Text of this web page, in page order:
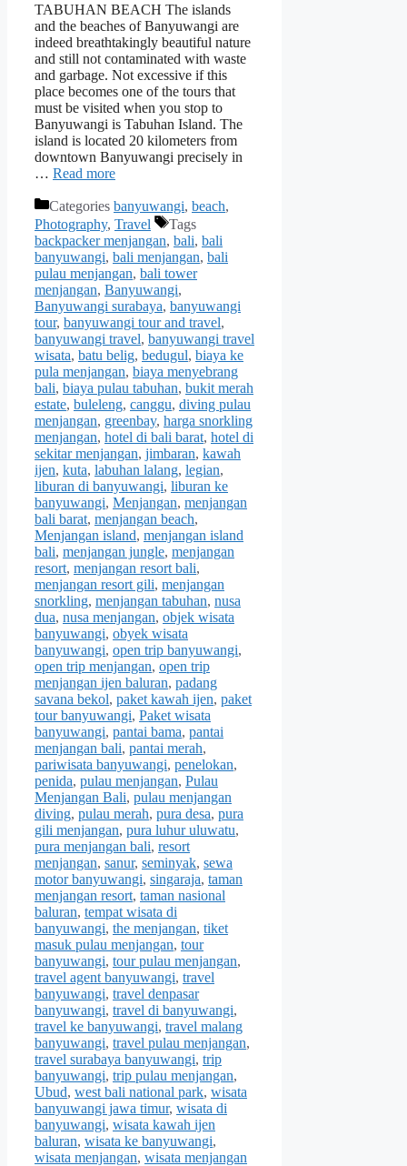
TABUHAN BEACH The islands
and the beaches of Banyuwangi are
indeed breathtakingly beautiful nature
and still not contaminated with waste
and garbage. Not excessive if this
place becomes one of the tours that
must be visited when you stop to
Banyuwangi is Tabuhan Island. The
island is located 20 kilometers from
downtown Banyuwangi precisely in
… Read more
Categories banyuwangi, beach,
Photography, Travel
Tags
backpacker menjangan, bali, bali
banyuwangi, bali menjangan, bali
pulau menjangan, bali tower
menjangan, Banyuwangi,
Banyuwangi surabaya, banyuwangi
tour, banyuwangi tour and travel,
banyuwangi travel, banyuwangi travel
wisata, batu belig, bedugul, biaya ke
pula menjangan, biaya menyebrang
bali, biaya pulau tabuhan, bukit merah
estate, buleleng, canggu, diving pulau
menjangan, greenbay, harga snorkling
menjangan, hotel di bali barat, hotel di
sekitar menjangan, jimbaran, kawah
ijen, kuta, labuhan lalang, legian,
liburan di banyuwangi, liburan ke
banyuwangi, Menjangan, menjangan
bali barat, menjangan beach,
Menjangan island, menjangan island
bali, menjangan jungle, menjangan
resort, menjangan resort bali,
menjangan resort gili, menjangan
snorkling, menjangan tabuhan, nusa
dua, nusa menjangan, objek wisata
banyuwangi, obyek wisata
banyuwangi, open trip banyuwangi,
open trip menjangan, open trip
menjangan ijen baluran, padang
savana bekol, paket kawah ijen, paket
tour banyuwangi, Paket wisata
banyuwangi, pantai bama, pantai
menjangan bali, pantai merah,
pariwisata banyuwangi, penelokan,
penida, pulau menjangan, Pulau
Menjangan Bali, pulau menjangan
diving, pulau merah, pura desa, pura
gili menjangan, pura luhur uluwatu,
pura menjangan bali, resort
menjangan, sanur, seminyak, sewa
motor banyuwangi, singaraja, taman
menjangan resort, taman nasional
baluran, tempat wisata di
banyuwangi, the menjangan, tiket
masuk pulau menjangan, tour
banyuwangi, tour pulau menjangan,
travel agent banyuwangi, travel
banyuwangi, travel denpasar
banyuwangi, travel di banyuwangi,
travel ke banyuwangi, travel malang
banyuwangi, travel pulau menjangan,
travel surabaya banyuwangi, trip
banyuwangi, trip pulau menjangan,
Ubud, west bali national park, wisata
banyuwangi jawa timur, wisata di
banyuwangi, wisata kawah ijen
baluran, wisata ke banyuwangi,
wisata menjangan, wisata menjangan